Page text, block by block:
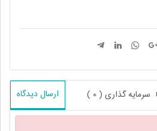
سرمایه گذاری ( 0 ) ارسال دیدگاه